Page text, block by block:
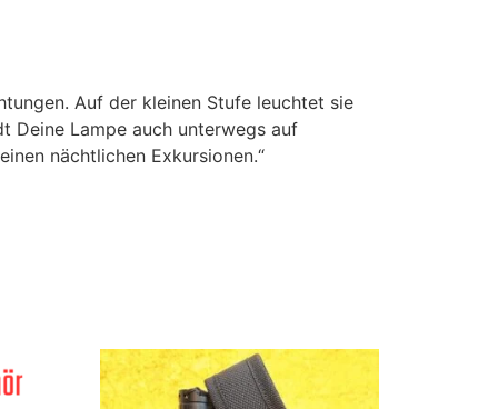
Auf der kleinen Stufe leuchtet sie
Deine Lampe auch unterwegs auf
nächtlichen Exkursionen.“